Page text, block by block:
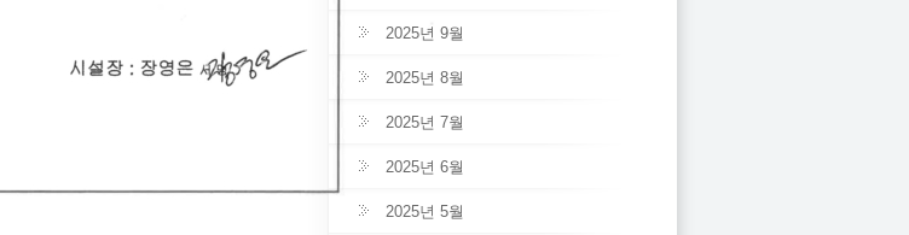
2025년 9월
2025년 8월
2025년 7월
2025년 6월
2025년 5월